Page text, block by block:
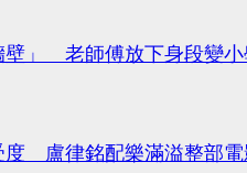
壁」 老師傅放下身段變小
度 盧律銘配樂滿溢整部電